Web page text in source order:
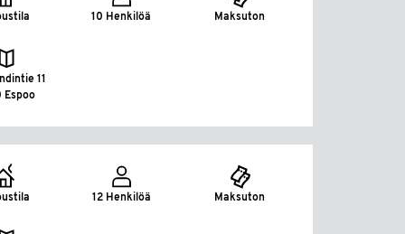
10 Henkilöä Maksuton
11
Espoo
12 Henkilöä Maksuton